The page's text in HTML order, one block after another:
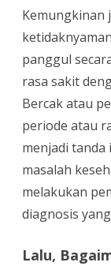
Kemungkinan
panggul
rasa sakit
Bercak atau
periode atau
menjadi
masalah
melakukan
diagnosis
Lalu,